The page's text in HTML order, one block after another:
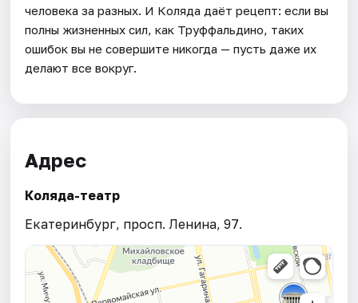
человека за разных. И Коляда даёт рецепт: если вы
полны жизненных сил, как Труффальдино, таких
ошибок вы не совершите никогда — пусть даже их
делают все вокруг.
Адрес
Коляда-театр
Екатеринбург, просп. Ленина, 97.